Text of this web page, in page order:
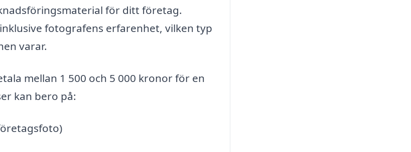
för ditt företag.
fotografens erfarenhet, vilken typ
varar.
mellan 1 500 och 5 000 kronor för en
kan bero på: